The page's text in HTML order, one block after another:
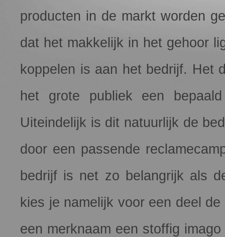
producten in de markt worden
dat het makkelijk in het gehoor
koppelen is aan het bedrijf. Het
het grote publiek een
Uiteindelijk is dit natuurlijk de
door een passende
bedrijf is net zo belangrijk als
kies je namelijk voor een deel
een merknaam een stoffig